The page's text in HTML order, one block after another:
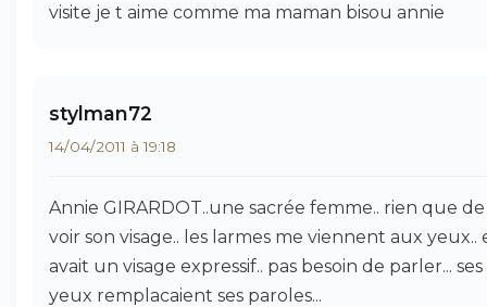
visite je t aime comme ma maman bisou annie
stylman72
14/04/2011 à 19:18
Annie GIRARDOT..une sacrée femme.. rien que de
voir son visage.. les larmes me viennent aux yeux..
avait un visage expressif.. pas besoin de parler... ses
yeux remplacaient ses paroles...